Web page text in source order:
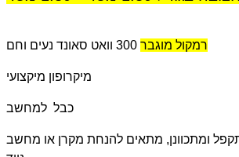
רמקול מוגבר
מיקרופון מיקצועי
כבל למחשב
ומתכוונן, מתאים להנחת מקרן או מחשב